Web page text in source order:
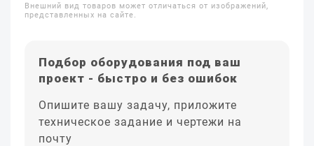
Внешний вид товаров может отличаться от изображений,
представленных на сайте.
Подбор оборудования под ваш
проект - быстро и без ошибок
Опишите вашу задачу, приложите
техническое задание и чертежи на
почту